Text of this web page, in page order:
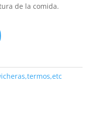
de la comida.